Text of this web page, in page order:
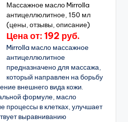
Массажное масло Mirrolla
антицеллюлитное, 150 мл
(цены, отзывы, описание)
Цена от: 192 руб.
Mirrolla масло массажное
антицеллюлитное
предназначено для массажа,
который направлен на борьбу
внешнего вида кожи.
формуле, масло
процессы в клетках, улучшает
выравниванию